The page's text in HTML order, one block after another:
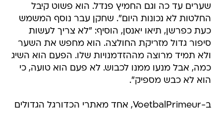
שערים עד כה וגם החמיץ פנדל. הוא פשוט קיבל
החלטות לא נכונות היום". שחקן עבר נוסף המשמש
כעת כפרשן, תיאו יאנסן, הוסיף: "לא צריך לעשות
סיפור גדול מזריקת החולצה. הוא מחפש את השער
ולא תמיד מרוצה מההזדמנויות שלו. הפעם הוא השיג
כמה, אבל מנעו ממנו לכבוש. לא פעם הוא טועה, כי
הוא לא כבש מספיק".
ב-VoetbalPrimeur, אחד מאתרי הכדורגל הגדולים